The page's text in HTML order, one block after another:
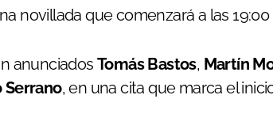
novillada que comenzará a las 19:00
anunciados Tomás Bastos, Martín
Serrano, en una cita que marca el